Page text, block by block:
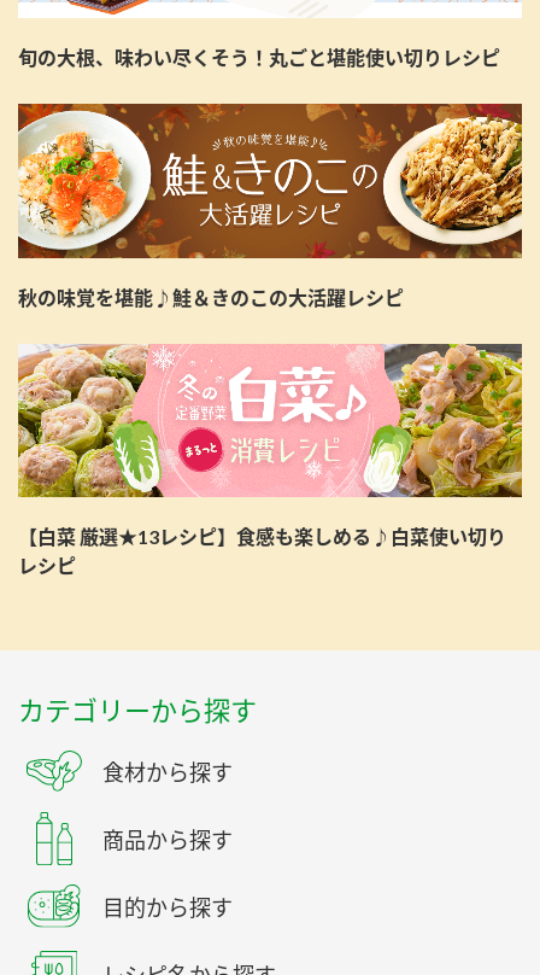
旬の大根、味わい尽くそう！丸ごと堪能使い切りレシピ
秋の味覚を堪能♪鮭＆きのこの大活躍レシピ
【白菜 厳選★13レシピ】食感も楽しめる♪白菜使い切り
レシピ
カテゴリーから探す
食材から探す
商品から探す
目的から探す